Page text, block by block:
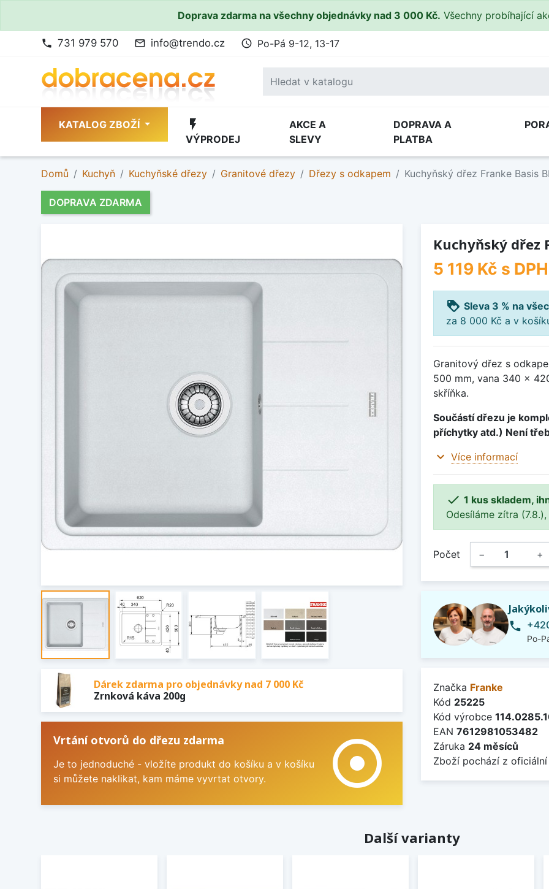
Doprava zdarma na všechny objednávky nad 3 000 Kč. Všechny probíhající
phone 731 979 570 mail_outline info@trendo.cz access_time Po-Pá 9-12, 13-17
KATALOG ZBOŽÍ flash_on
VÝPRODEJ
AKCE A
SLEVY
DOPRAVA A
PLATBA
Domů Kuchyň Kuchyňské dřezy Granitové dřezy Dřezy s odkapem Kuchyňský dřez Franke Basis
DOPRAVA ZDARMA
Dárek zdarma pro objednávky nad 7 000 Kč
Zrnková káva 200g
Vrtání otvorů do dřezu zdarma
Je to jednoduché - vložíte produkt do košíku a v košíku
si můžete naklikat, kam máme vyvrtat otvory.
adjust
Kuchyňský dřez
5 119 Kč s DPH
loyalty Sleva 3 % na
za 8 000 Kč a v
Granitový dřez s
500 mm, vana 340 x
skříňka.
Součástí dřezu je
příchytky atd.) Není
expand_more Více informací
 1 kus skladem,
Odesíláme zítra
Počet − +
phone
Po-
Značka Franke
Kód 25225
Kód výrobce
EAN 7612981053482
Záruka 24 měsíců
Zboží pochází z
Další varianty